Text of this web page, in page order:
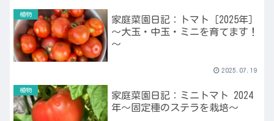
植物
家庭菜園日記：トマト［2025年］
～大玉・中玉・ミニを育てます！
～
2025.07.19
植物
家庭菜園日記：ミニトマト 2024
年～固定種のステラを栽培～